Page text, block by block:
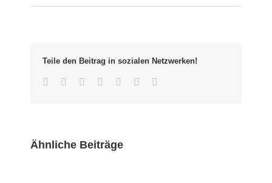
Kreidezeit
Teile den Beitrag in sozialen Netzwerken!
Facebook
TwitterLinkedInWhatsappGoogle+Pinterest
Ähnliche Beiträge